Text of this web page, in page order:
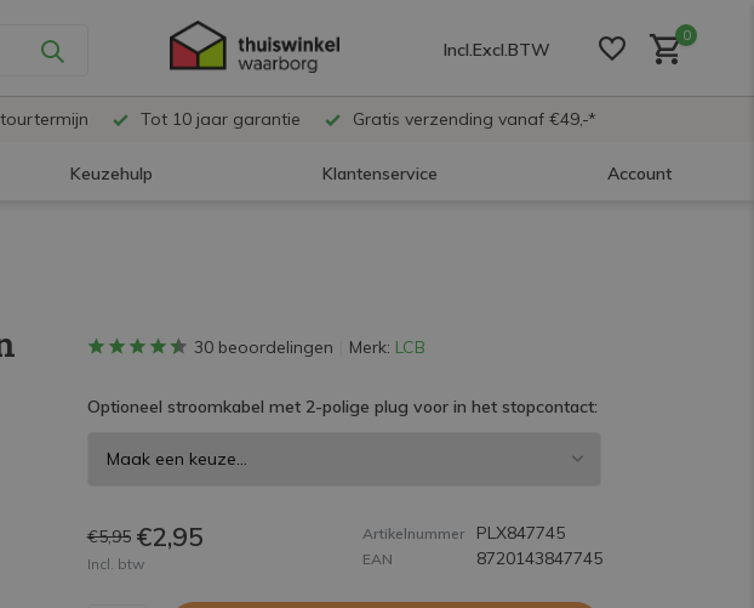
Incl.Excl.BTW
0
Tot 10 jaar garantie Gratis verzending vanaf €49,-*
Keuzehulp Klantenservice Account
Account aanmaken
30 beoordelingen Merk: LCB
Optioneel stroomkabel met 2-polige plug voor in het stopcontact:
€5,95 €2,95
Incl. btw
Artikelnummer PLX847745
EAN 8720143847745